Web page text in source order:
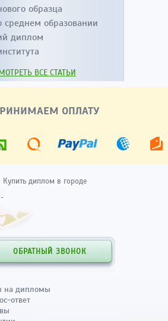
образца
образовании
диплом
ВСЕ СТАТЬИ
ОПЛАТУ
Купить диплом в городе
ОБРАТНЫЙ ЗВОНОК
на дипломы
ответ